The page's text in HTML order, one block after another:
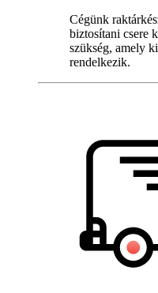
Cégünk
biztosítani csere
szükség, amely
rendelkezik.